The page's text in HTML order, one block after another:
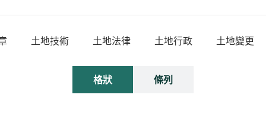
土地技術 土地法律 土地行政 土地變更
格狀 條列